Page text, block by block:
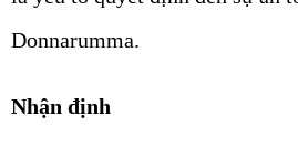
Donnarumma.
Nhận định